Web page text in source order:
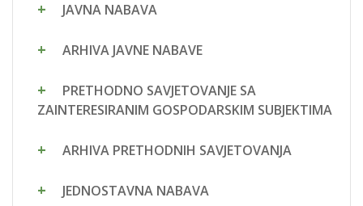
JAVNA NABAVA
ARHIVA JAVNE NABAVE
PRETHODNO SAVJETOVANJE SA
ZAINTERESIRANIM GOSPODARSKIM SUBJEKTIMA
ARHIVA PRETHODNIH SAVJETOVANJA
JEDNOSTAVNA NABAVA